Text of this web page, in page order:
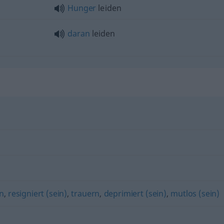
Hunger leiden
daran leiden
, resigniert (sein),trauern, deprimiert (sein), mutlos (sein)